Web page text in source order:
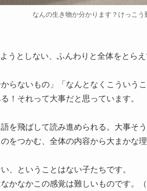
なんの生き物か分かります？けっこう
うとしない、ふんわりと全体をとら
らないもの」「なんとなくこういう
！それって大事だと思っています。
を飛ばして読み進められる。大事そ
をつかむ、全体の内容から大まかな理
、ということはない子たちです。
かなかこの感覚は難しいものです。